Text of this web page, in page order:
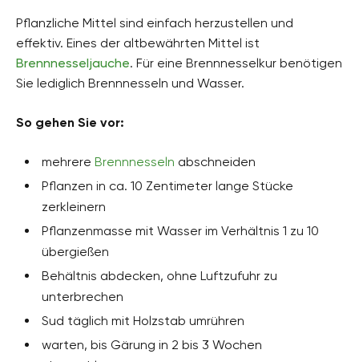
Pflanzliche Mittel sind einfach herzustellen und
effektiv. Eines der altbewährten Mittel ist
Brennnesseljauche. Für eine Brennnesselkur benötigen
Sie lediglich Brennnesseln und Wasser.
So gehen Sie vor:
mehrere Brennnesseln abschneiden
Pflanzen in ca. 10 Zentimeter lange Stücke
zerkleinern
Pflanzenmasse mit Wasser im Verhältnis 1 zu 10
übergießen
Behältnis abdecken, ohne Luftzufuhr zu
unterbrechen
Sud täglich mit Holzstab umrühren
warten, bis Gärung in 2 bis 3 Wochen